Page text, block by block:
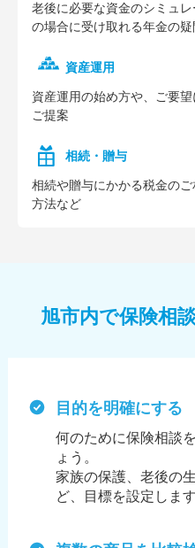
⽼後に必要な資⾦のシミュ
の場合に受け取れる年⾦の
資産運用
資産運⽤の始め⽅や、ご要
ご提案
相続・贈与
相続や贈与にかかる税⾦の
⽅法など
旭市内で保険相
目的を明確にする
何のために保険相談
ょう。
家族の保護、老後の
ど、目標を設定します